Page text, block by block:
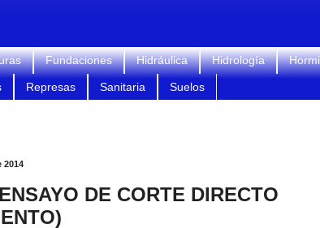
Fundaciones Hidráulica Hidrología
Represas Sanitaria Suelos
2014
DE CORTE DIRECTO